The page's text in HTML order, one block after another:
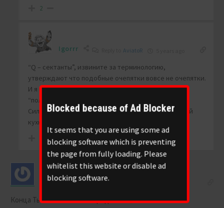
2
Igorrr Reply toAviatoR
“Q – сектанты”, извините за терминологию,
утверждают что подобные очепятки вовсе не очепятки.
И я вполне согласен с таким методом связи с
“полевыми” и маркировки.
Сильно не вникал, движение Q касается внутренней
кухни США на которую мне влом.
atlast 5 years ago
Конца Тьмы. У Света нет пределов
Blocked because of Ad Blocker
It seems that you are using some ad
blocking software which is preventing
the page from fully loading. Please
whitelist this website or disable ad
blocking software.